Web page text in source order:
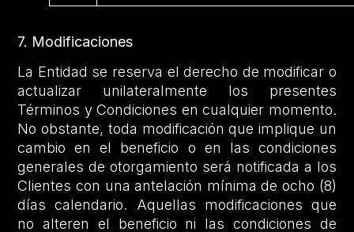
7. Modificaciones
La Entidad se reserva el derecho de modificar o
actualizar unilateralmente los presentes
Términos y Condiciones en cualquier momento.
No obstante, toda modificación que implique un
cambio en el beneficio o en las condiciones
generales de otorgamiento será notificada a los
Clientes con una antelación mínima de ocho (8)
días calendario. Aquellas modificaciones que
no alteren el beneficio ni las condiciones de